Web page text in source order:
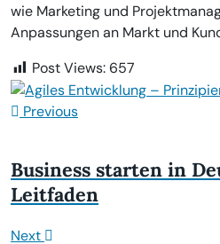
wie Marketing und
Anpassungen an Markt und
Post Views: 657
Previous
Business starten in
Leitfaden
Next